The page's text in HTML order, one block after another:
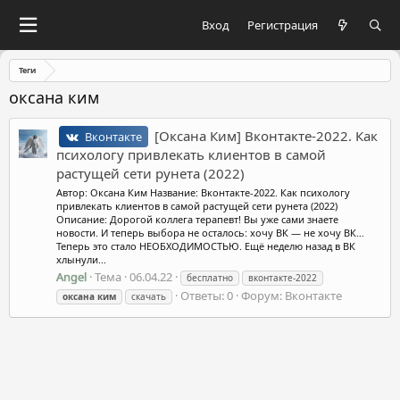
Вход Регистрация
Теги
оксана ким
Вконтакте
[Оксана Ким] Вконтакте-2022. Как
психологу привлекать клиентов в самой
растущей сети рунета (2022)
Автор: Оксана Ким Название: Вконтакте-2022. Как психологу
привлекать клиентов в самой растущей сети рунета (2022)
Описание: Дорогой коллега терапевт! Вы уже сами знаете
новости. И теперь выбора не осталось: хочу ВК — не хочу ВК…
Теперь это стало НЕОБХОДИМОСТЬЮ. Ещё неделю назад в ВК
хлынули...
Angel Тема 06.04.22 бесплатно
вконтакте-2022
оксана ким скачать Ответы: 0 Форум: Вконтакте